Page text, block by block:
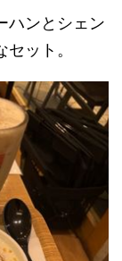
ハンとシェン
ット。